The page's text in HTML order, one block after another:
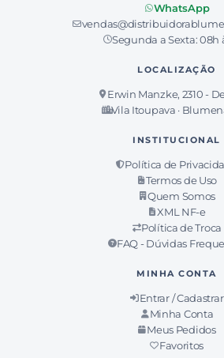
WhatsApp
Segunda a Sexta: 08h
LOCALIZAÇÃO
Erwin Manzke, 2310 -
Vila Itoupava ·
INSTITUCIONAL
Política de
Termos de Uso
Quem Somos
XML NF-e
Política de Troca
FAQ - Dúvidas
MINHA CONTA
Entrar / Cadastrar
Minha Conta
Meus Pedidos
Favoritos